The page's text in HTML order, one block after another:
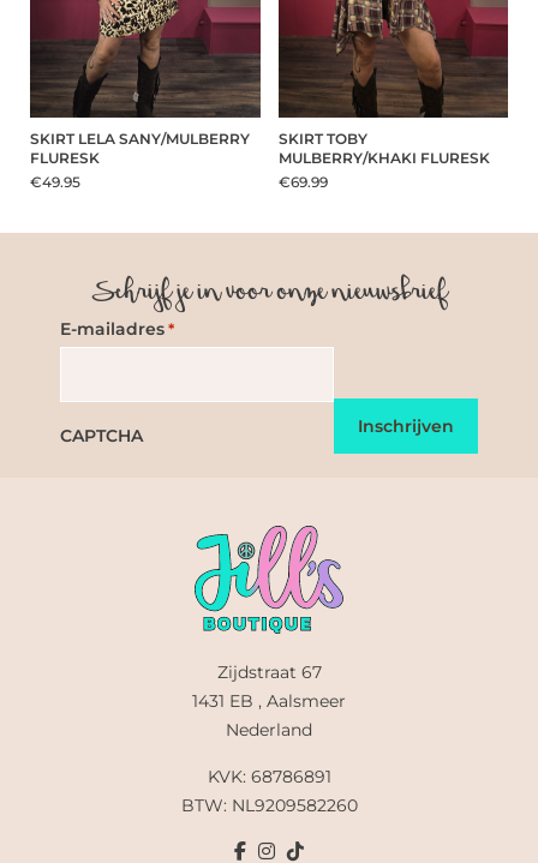
SKIRT LELA SANY/MULBERRY
FLURESK
€49.95
SKIRT TOBY
MULBERRY/KHAKI FLURESK
€69.99
Schrijf je in voor onze nieuwsbrief
E-mailadres *
CAPTCHA
Zijdstraat 67
1431 EB , Aalsmeer
Nederland
KVK: 68786891
BTW: NL9209582260